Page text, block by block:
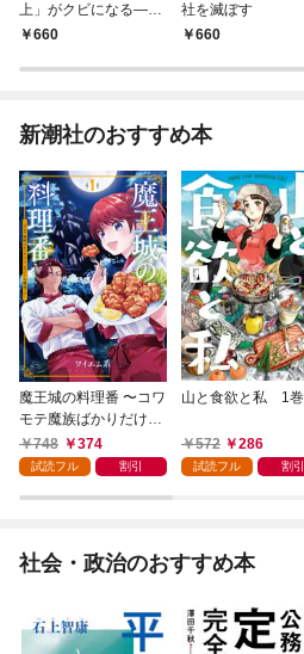
上」がクビになる—大
失業時代を生き抜く発
660
社を滅ぼす
660
新潮社のおすすめ本
魔王城の料理番 〜コワ
モテ魔族ばかりだけ
ど、ホワイトな職場で
す〜 1巻
748 374
試読フル 割引
山と食欲と私 1巻
572 286
試読フル 割引
社会・政治のおすすめ本